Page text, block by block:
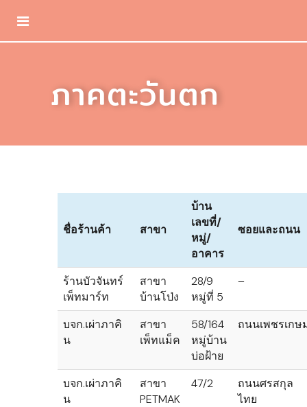
ภาคตะวันตก
ชื่อร้านค้า สาขา
บ้าน
เลขที่/
หมู่/
อาคาร
ซอยและถนน
ร้านบัวจันทร์
เพ็ทมาร์ท
สาขา
บ้านโป่ง
28/9
หมู่ที่ 5
–
บจก.เผ่าภาคิ
น
สาขา
เพ็ทแม็ค
58/164
หมู่บ้าน
บ่อฝ้าย
ถนนเพชรเกษ
บจก.เผ่าภาคิ
น
สาขา
PETMAK
47/2
ถนนศรสกุล
ไทย